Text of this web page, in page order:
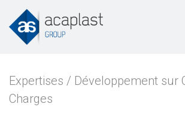
Expertises / Développement sur
Charges